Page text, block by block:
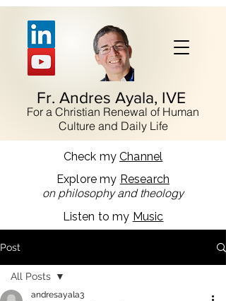
Fr. Andres Ayala, IVE
For a Christian Renewal of Human
Culture and Daily Life
Check myChannel
Explore my Research
on philosophy and theology
Listen to my Music
Post
All Posts
andresayala3